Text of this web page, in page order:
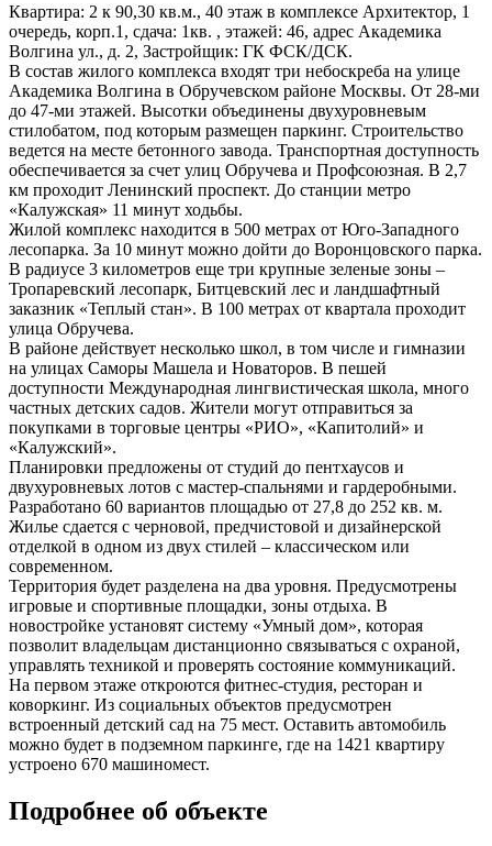
Квартира: 2 к 90,30 кв.м., 40 этаж в комплексе Архитектор, 1
очередь, корп.1, сдача: 1кв. , этажей: 46, адрес Академика
Волгина ул., д. 2, Застройщик: ГК ФСК/ДСК.
В состав жилого комплекса входят три небоскреба на улице
Академика Волгина в Обручевском районе Москвы. От 28-ми
до 47-ми этажей. Высотки объединены двухуровневым
стилобатом, под которым размещен паркинг. Строительство
ведется на месте бетонного завода. Транспортная доступность
обеспечивается за счет улиц Обручева и Профсоюзная. В 2,7
км проходит Ленинский проспект. До станции метро
«Калужская» 11 минут ходьбы.
Жилой комплекс находится в 500 метрах от Юго-Западного
лесопарка. За 10 минут можно дойти до Воронцовского парка.
В радиусе 3 километров еще три крупные зеленые зоны ‒
Тропаревский лесопарк, Битцевский лес и ландшафтный
заказник «Теплый стан». В 100 метрах от квартала проходит
улица Обручева.
В районе действует несколько школ, в том числе и гимназии
на улицах Саморы Машела и Новаторов. В пешей
доступности Международная лингвистическая школа, много
частных детских садов. Жители могут отправиться за
покупками в торговые центры «РИО», «Капитолий» и
«Калужский».
Планировки предложены от студий до пентхаусов и
двухуровневых лотов с мастер-спальнями и гардеробными.
Разработано 60 вариантов площадью от 27,8 до 252 кв. м.
Жилье сдается с черновой, предчистовой и дизайнерской
отделкой в одном из двух стилей ‒ классическом или
современном.
Территория будет разделена на два уровня. Предусмотрены
игровые и спортивные площадки, зоны отдыха. В
новостройке установят систему «Умный дом», которая
позволит владельцам дистанционно связываться с охраной,
управлять техникой и проверять состояние коммуникаций.
На первом этаже откроются фитнес-студия, ресторан и
коворкинг. Из социальных объектов предусмотрен
встроенный детский сад на 75 мест. Оставить автомобиль
можно будет в подземном паркинге, где на 1421 квартиру
устроено 670 машиномест.
Подробнее об объекте